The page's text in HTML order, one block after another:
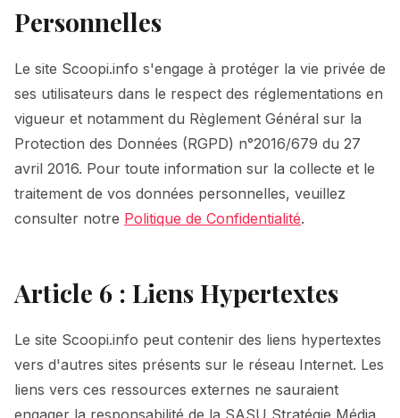
Personnelles
Le site Scoopi.info s'engage à protéger la vie privée de
ses utilisateurs dans le respect des réglementations en
vigueur et notamment du Règlement Général sur la
Protection des Données (RGPD) n°2016/679 du 27
avril 2016. Pour toute information sur la collecte et le
traitement de vos données personnelles, veuillez
consulter notre Politique de Confidentialité.
Article 6 : Liens Hypertextes
Le site Scoopi.info peut contenir des liens hypertextes
vers d'autres sites présents sur le réseau Internet. Les
liens vers ces ressources externes ne sauraient
engager la responsabilité de la SASU Stratégie Média